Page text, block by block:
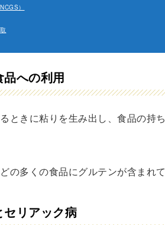
）
への利用
ときに粘りを生み出し、食品の持
の多くの食品にグルテンが含まれて
リアック病